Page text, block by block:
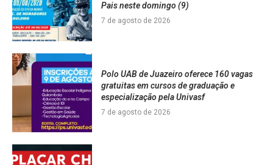
Pais neste domingo (9)
7 de agosto de 2026
Polo UAB de Juazeiro oferece 160 vagas
gratuitas em cursos de graduação e
especialização pela Univasf
7 de agosto de 2026